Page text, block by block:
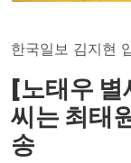
한국일보 김지현
[노태우
씨는 최태
송